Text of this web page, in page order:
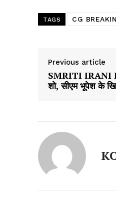
TAGS CG
Previous article
SMRITI IRANI
शो, सीएम भूपेश के